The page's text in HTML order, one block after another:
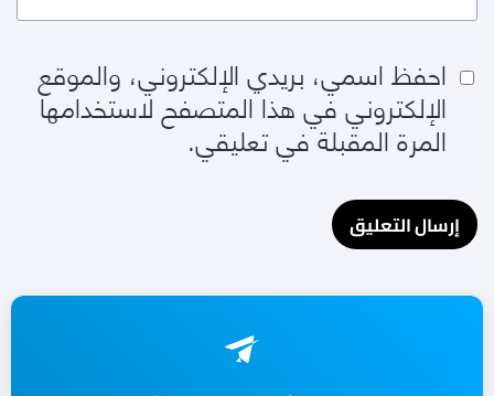
احفظ اسمي، بريدي الإلكتروني، والموقع
الإلكتروني في هذا المتصفح لاستخدامها
المرة المقبلة في تعليقي.